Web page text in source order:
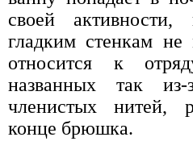
своей
гладким стенкам
относится к
названных так
членистых нитей,
конце брюшка.